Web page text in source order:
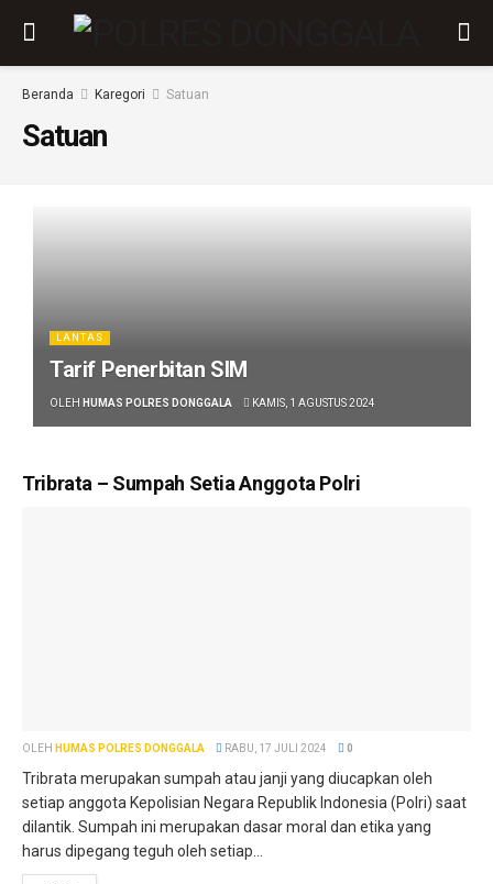
Beranda Karegori Satuan
Satuan
LANTAS
Tarif Penerbitan SIM
OLEH HUMAS POLRES DONGGALA KAMIS, 1 AGUSTUS 2024
Tribrata – Sumpah Setia Anggota Polri
OLEH HUMAS POLRES DONGGALA RABU, 17 JULI 2024 0
Tribrata merupakan sumpah atau janji yang diucapkan oleh
setiap anggota Kepolisian Negara Republik Indonesia (Polri) saat
dilantik. Sumpah ini merupakan dasar moral dan etika yang
harus dipegang teguh oleh setiap...